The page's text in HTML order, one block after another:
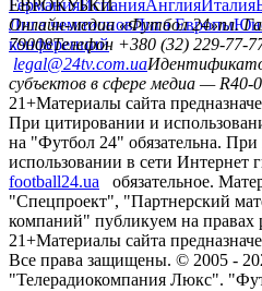
ГерманияИспанияАнглияИталия
ЕВРОКУБКИ
Лига чемпионовЛига Европы
конференций
Онлайн-медиа «Футбол 24»пл.
79008Телефон +380 (32) 229-77-
legal@24tv.com.ua
субъектов в сфере медиа — R40-
21+Материалы сайта
При цитировании и
на "Футбол 24" обязательна.
использовании в сети Интернет
football24.ua
обязательное.
"Спецпроект", "Партнерский
компаний" публикуем на правах
21+Материалы сайта
Все права защищены. © 2005 -
"Телерадиокомпания Люкс".